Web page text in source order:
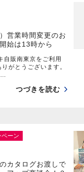
営業時間変更のお
始は13時から
自販南東京をご利用
がとうございます。
つづきを読む
ーン
カタログお渡しで